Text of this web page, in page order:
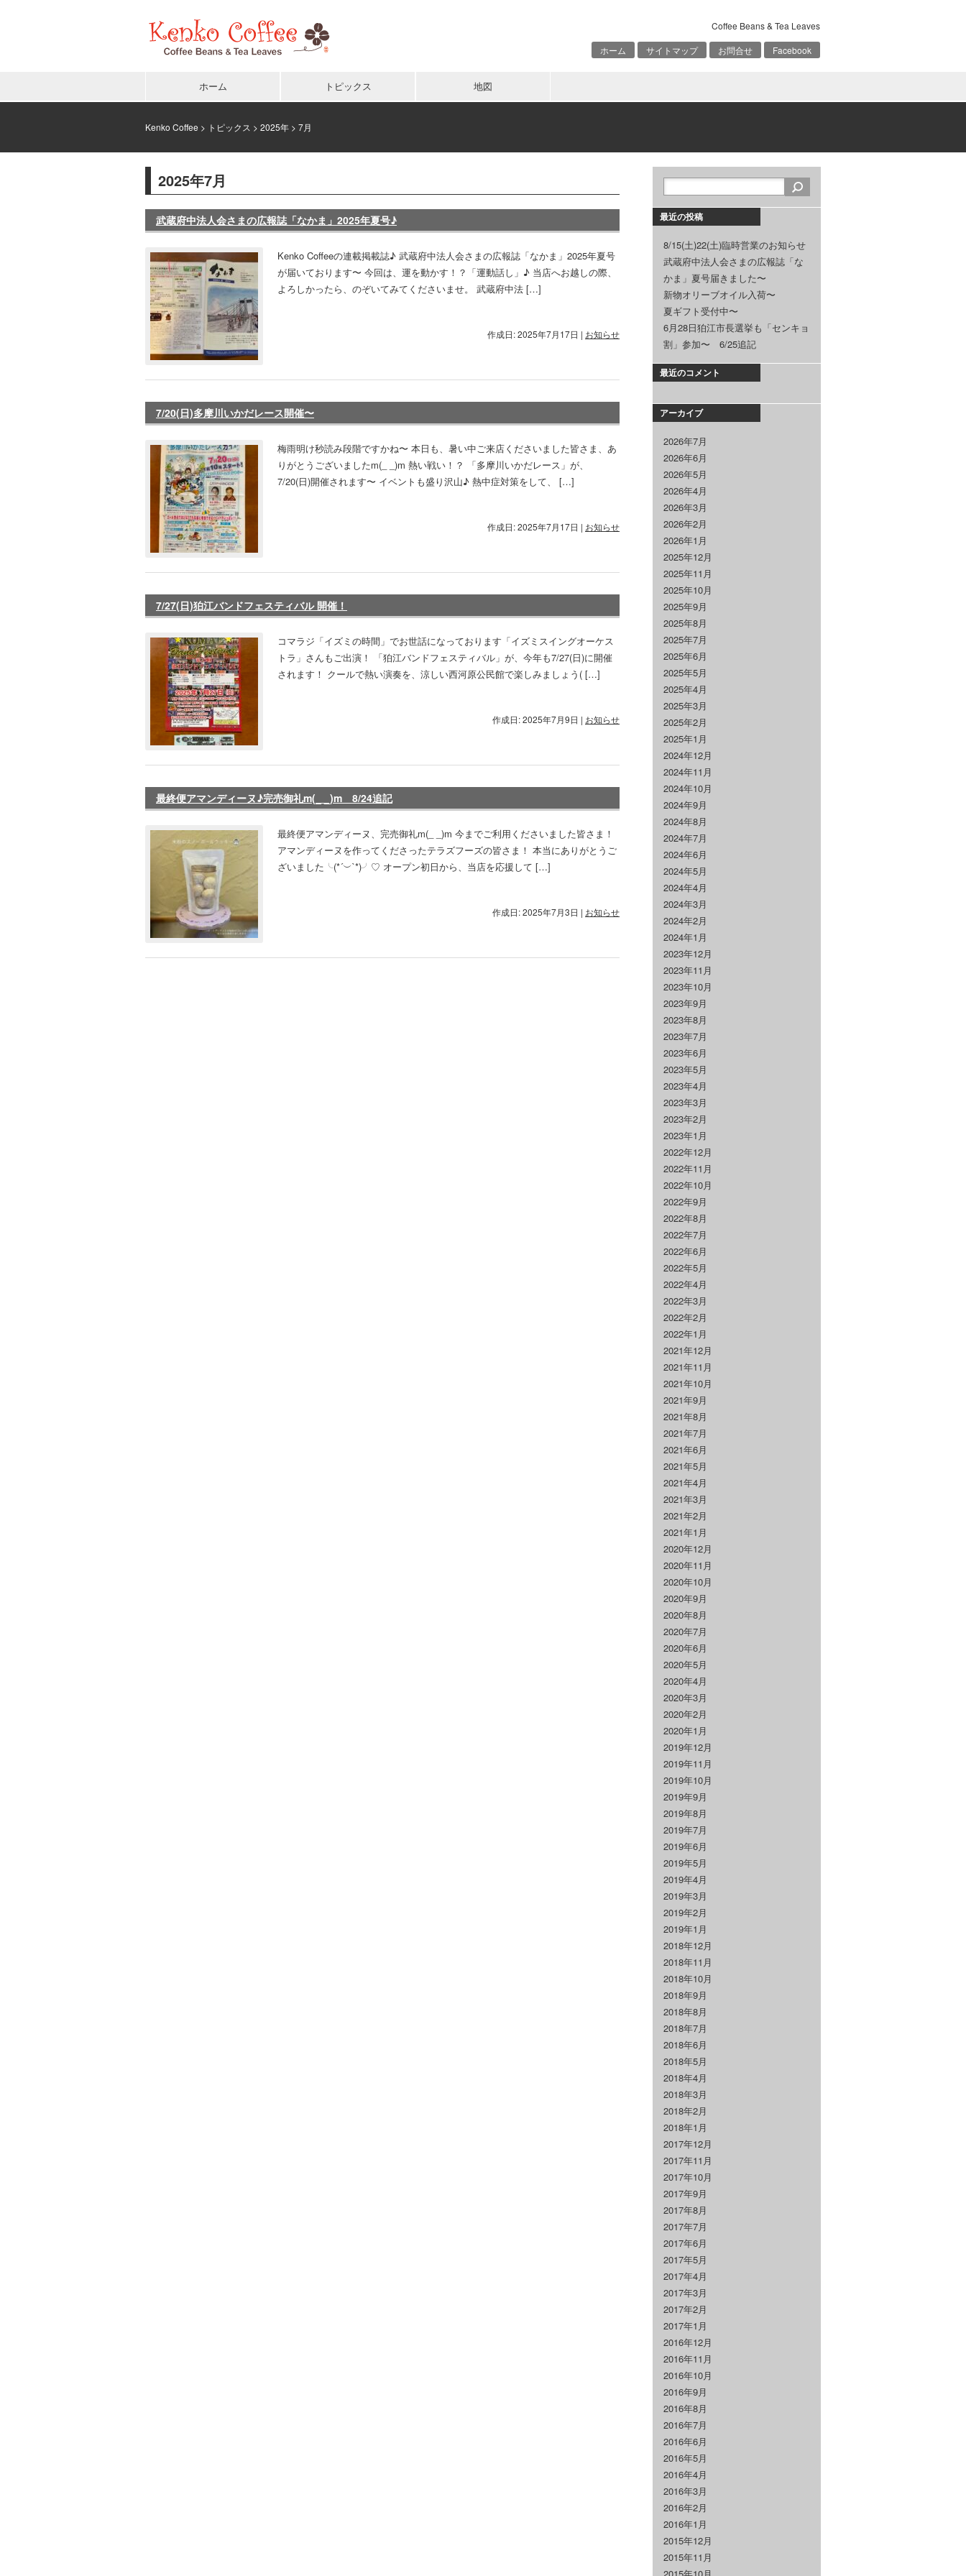
Coffee Beans & Tea Leaves
ホーム
サイトマップ お問合せ Facebook
ホーム トピックス 地図
Kenko Coffee > トピックス > 2025年 > 7月
2025年7月
武蔵府中法人会さまの広報誌「なかま」2025年夏号♪
Kenko Coffeeの連載掲載誌♪ 武蔵府中法人会さまの広報誌「なかま」2025年夏号
が届いております〜 今回は、運を動かす！？「運動話し」♪ 当店へお越しの際、
よろしかったら、のぞいてみてくださいませ。 武蔵府中法 […]
作成日: 2025年7月17日 | お知らせ
7/20(日)多摩川いかだレース開催〜
梅雨明け秒読み段階ですかね〜 本日も、暑い中ご来店くださいました皆さま、あ
りがとうございましたm(_ _)m 熱い戦い！？ 「多摩川いかだレース」が、
7/20(日)開催されます〜 イベントも盛り沢山♪ 熱中症対策をして、 […]
作成日: 2025年7月17日 | お知らせ
7/27(日)狛江バンドフェスティバル 開催！
コマラジ「イズミの時間」でお世話になっております「イズミスイングオーケス
トラ」さんもご出演！ 「狛江バンドフェスティバル」が、今年も7/27(日)に開催
されます！ クールで熱い演奏を、涼しい西河原公民館で楽しみましょう( […]
作成日: 2025年7月9日 | お知らせ
最終便アマンディーヌ♪完売御礼m(_ _)m 8/24追記
最終便アマンディーヌ、完売御礼m(_ _)m 今までご利用くださいました皆さま！
アマンディーヌを作ってくださったテラズフーズの皆さま！ 本当にありがとうご
ざいました╰(*´︶`*)╯♡ オープン初日から、当店を応援して […]
作成日: 2025年7月3日 | お知らせ
最近の投稿
8/15(土)22(土)臨時営業のお知らせ
武蔵府中法人会さまの広報誌「な
かま」夏号届きました〜
新物オリーブオイル入荷〜
夏ギフト受付中〜
6月28日狛江市長選挙も「センキョ
割」参加〜 6/25追記
最近のコメント
アーカイブ
2026年7月
2026年6月
2026年5月
2026年4月
2026年3月
2026年2月
2026年1月
2025年12月
2025年11月
2025年10月
2025年9月
2025年8月
2025年7月
2025年6月
2025年5月
2025年4月
2025年3月
2025年2月
2025年1月
2024年12月
2024年11月
2024年10月
2024年9月
2024年8月
2024年7月
2024年6月
2024年5月
2024年4月
2024年3月
2024年2月
2024年1月
2023年12月
2023年11月
2023年10月
2023年9月
2023年8月
2023年7月
2023年6月
2023年5月
2023年4月
2023年3月
2023年2月
2023年1月
2022年12月
2022年11月
2022年10月
2022年9月
2022年8月
2022年7月
2022年6月
2022年5月
2022年4月
2022年3月
2022年2月
2022年1月
2021年12月
2021年11月
2021年10月
2021年9月
2021年8月
2021年7月
2021年6月
2021年5月
2021年4月
2021年3月
2021年2月
2021年1月
2020年12月
2020年11月
2020年10月
2020年9月
2020年8月
2020年7月
2020年6月
2020年5月
2020年4月
2020年3月
2020年2月
2020年1月
2019年12月
2019年11月
2019年10月
2019年9月
2019年8月
2019年7月
2019年6月
2019年5月
2019年4月
2019年3月
2019年2月
2019年1月
2018年12月
2018年11月
2018年10月
2018年9月
2018年8月
2018年7月
2018年6月
2018年5月
2018年4月
2018年3月
2018年2月
2018年1月
2017年12月
2017年11月
2017年10月
2017年9月
2017年8月
2017年7月
2017年6月
2017年5月
2017年4月
2017年3月
2017年2月
2017年1月
2016年12月
2016年11月
2016年10月
2016年9月
2016年8月
2016年7月
2016年6月
2016年5月
2016年4月
2016年3月
2016年2月
2016年1月
2015年12月
2015年11月